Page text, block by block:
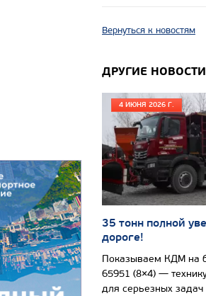
Вернуться к новостям
ДРУГИЕ НОВОСТИ
4 ИЮНЯ 2026 Г.
35 тонн полной
дороге!
Показываем КДМ на
65951 (8×4) —
для серьезных задач